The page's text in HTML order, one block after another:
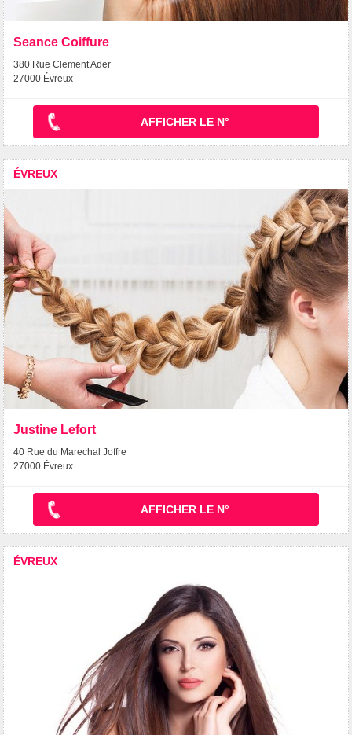
Seance Coiffure
380 Rue Clement Ader
27000 Évreux
AFFICHER LE N°
ÉVREUX
Justine Lefort
40 Rue du Marechal Joffre
27000 Évreux
AFFICHER LE N°
ÉVREUX